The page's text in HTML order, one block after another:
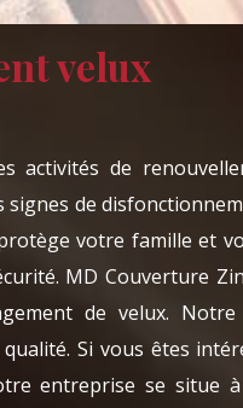
velux
activités de
signes de
votre famille et
MD Couverture
de velux.
Si vous êtes
entreprise se situe à